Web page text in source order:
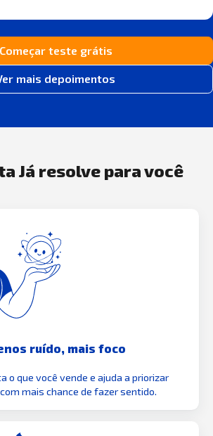
Começar teste grátis
mais depoimentos
Já resolve para você
ruído, mais foco
o que você vende e ajuda a priorizar
mais chance de fazer sentido.